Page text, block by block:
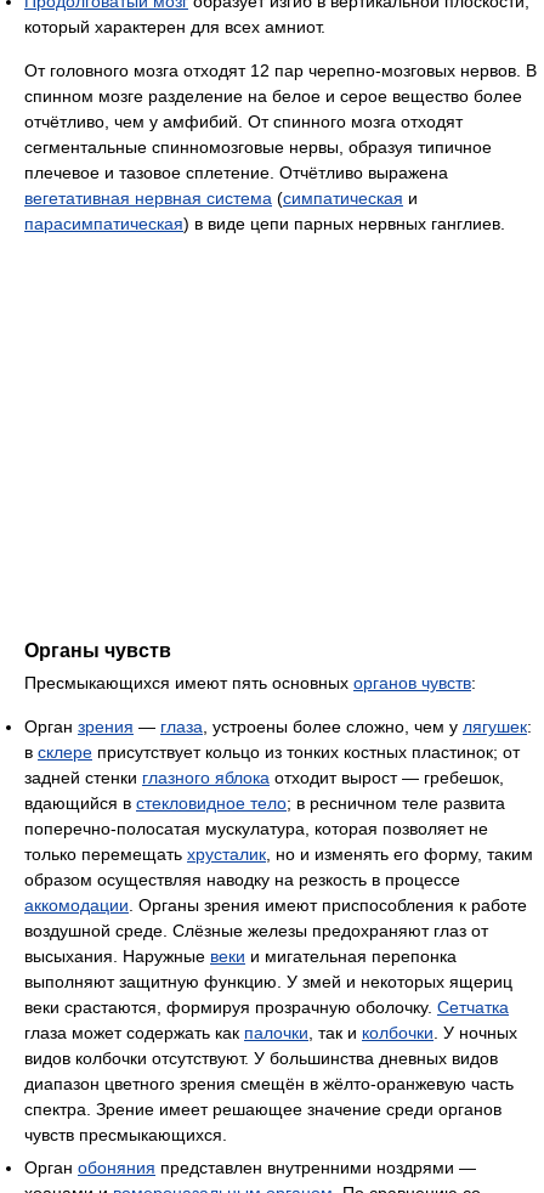
который характерен для всех амниот.
От головного мозга отходят 12 пар черепно-мозговых нервов. В
спинном мозге разделение на белое и серое вещество более
отчётливо, чем у амфибий. От спинного мозга отходят
сегментальные спинномозговые нервы, образуя типичное
плечевое и тазовое сплетение. Отчётливо выражена
вегетативная нервная система (симпатическая и
парасимпатическая) в виде цепи парных нервных ганглиев.
Органы чувств
Пресмыкающихся имеют пять основных органов чувств:
Орган зрения — глаза, устроены более сложно, чем у лягушек:
в склере присутствует кольцо из тонких костных пластинок; от
задней стенки глазного яблока отходит вырост — гребешок,
вдающийся в стекловидное тело; в ресничном теле развита
поперечно-полосатая мускулатура, которая позволяет не
только перемещать хрусталик, но и изменять его форму, таким
образом осуществляя наводку на резкость в процессе
аккомодации. Органы зрения имеют приспособления к работе
воздушной среде. Слёзные железы предохраняют глаз от
высыхания. Наружные веки и мигательная перепонка
выполняют защитную функцию. У змей и некоторых ящериц
веки срастаются, формируя прозрачную оболочку. Сетчатка
глаза может содержать как палочки, так и колбочки. У ночных
видов колбочки отсутствуют. У большинства дневных видов
диапазон цветного зрения смещён в жёлто-оранжевую часть
спектра. Зрение имеет решающее значение среди органов
чувств пресмыкающихся.
Орган обоняния представлен внутренними ноздрями —